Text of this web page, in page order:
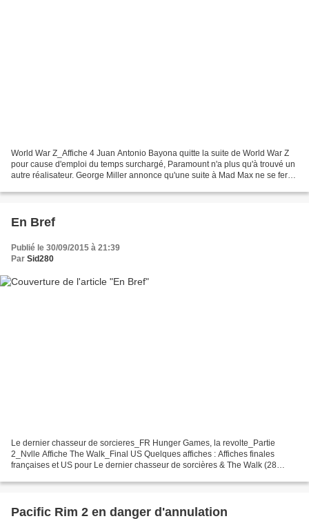
World War Z_Affiche 4 Juan Antonio Bayona quitte la suite de World War Z
pour cause d'emploi du temps surchargé, Paramount n'a plus qu'à trouvé un
autre réalisateur. George Miller annonce qu'une suite à Mad Max ne se fera
En Bref
Publié le 30/09/2015 à 21:39
Par Sid280
Le dernier chasseur de sorcieres_FR Hunger Games, la revolte_Partie
2_Nvlle Affiche The Walk_Final US Quelques affiches : Affiches finales
françaises et US pour Le dernier chasseur de sorcières & The Walk (28
Pacific Rim 2 en danger d'annulation